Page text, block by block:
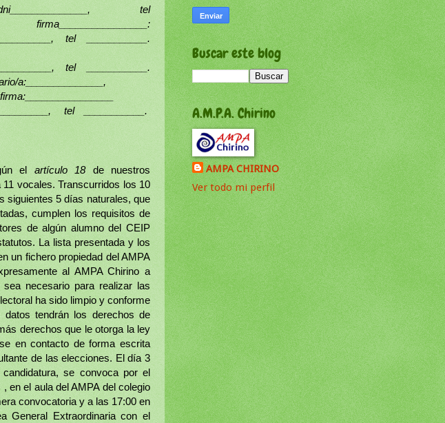
tel
firma________________:
tel ___________.
tel ___________.
firma:________________
tel ___________.
el artículo 18de nuestros
vocales. Transcurridos los 10
siguientes 5 días naturales, que
cumplen los requisitos de
de algún alumno del CEIP
La lista presentada y los
un fichero propiedad del AMPA
al AMPA Chirino a
necesario para realizar las
ha sido limpio y conforme
tendrán los derechos de
derechos que le otorga la ley
en contacto de forma escrita
de las elecciones. El día 3
se convoca por el
en el aula del AMPA del colegio
convocatoria y a las 17:00 en
General Extraordinaria con el
Buscar este blog
A.M.P.A. Chirino
AMPA CHIRINO
Ver todo mi perfil